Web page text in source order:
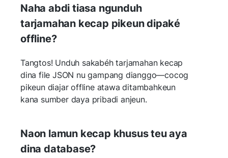
Naha abdi tiasa ngunduh
tarjamahan kecap pikeun dipaké
offline?
Tangtos! Unduh sakabéh tarjamahan kecap
dina file JSON nu gampang dianggo—cocog
pikeun diajar offline atawa ditambahkeun
kana sumber daya pribadi anjeun.
Naon lamun kecap khusus teu aya
dina database?